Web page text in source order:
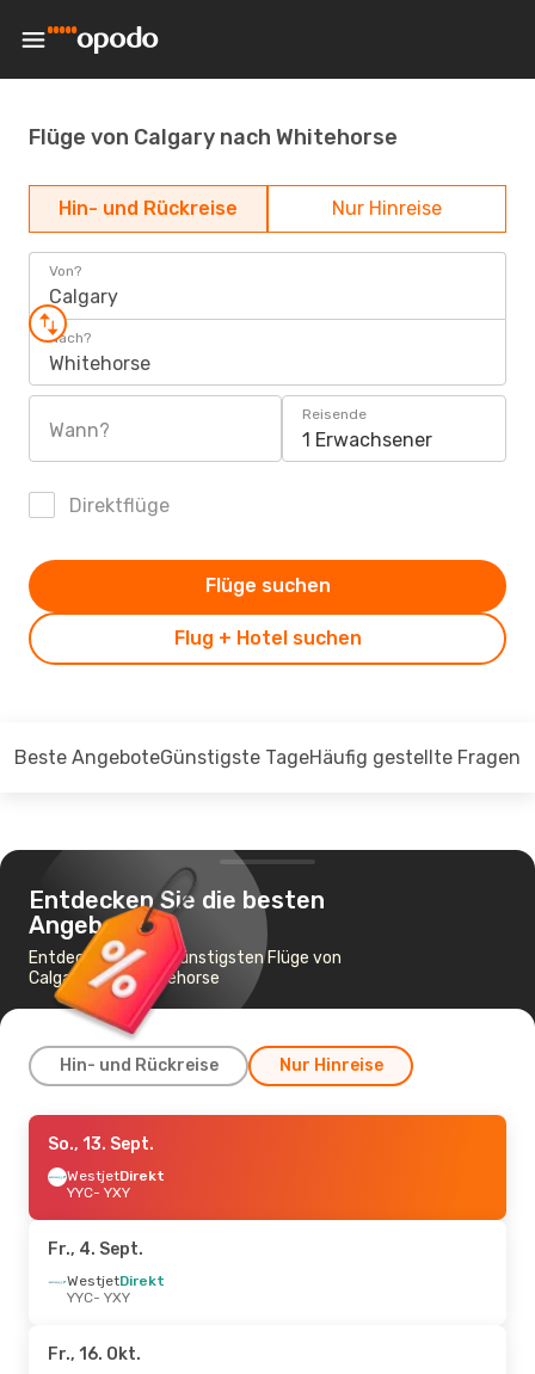
Flüge von Calgary nach Whitehorse
Hin- und Rückreise Nur Hinreise
Von?
Calgary
Nach?
Whitehorse
Wann?
Reisende
1 Erwachsener
Direktflüge
Flug + Hotel suchen
Flüge suchen
Beste AngeboteGünstigste TageHäufig gestellte Fragen
Entdecken Sie die besten
Angebote
Entdecken Sie die günstigsten Flüge von
Calgary nach Whitehorse
Hin- und Rückreise Nur Hinreise
Fr., 11. Sept.- So., 13. Sept.
WestjetDirekt
YYC- YXY
YXY- YYC
Fr., 4. Sept.- So., 6. Sept.
WestjetDirekt
YXY- YYC
So., 13. Sept.
WestjetDirekt
YYC- YXY
Fr., 4. Sept.
WestjetDirekt
YYC- YXY
Fr., 16. Okt.